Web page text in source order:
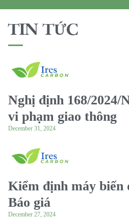
TIN TỨC
Nghị định 168/2024/
vi phạm giao thông
December 31, 2024
Kiểm định máy biến
Báo giá
December 27, 2024